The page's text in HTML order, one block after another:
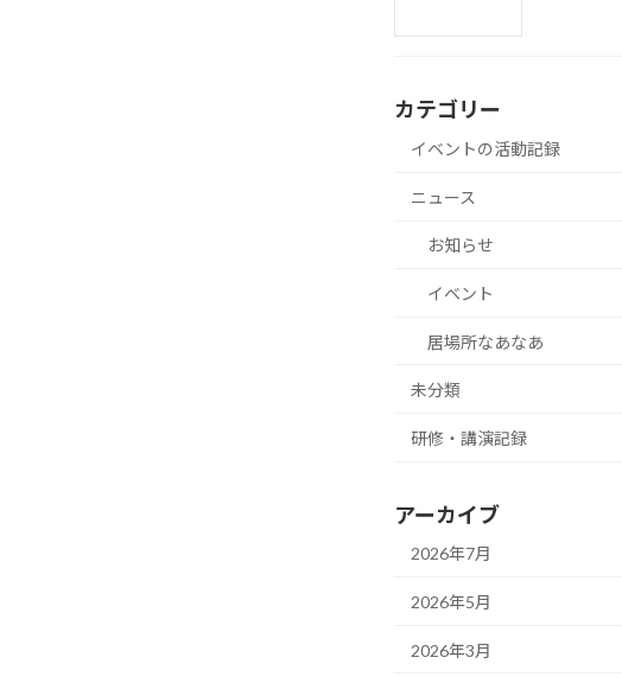
カテゴリー
イベントの活動記録
ニュース
お知らせ
イベント
居場所なあなあ
未分類
研修・講演記録
アーカイブ
2026年7月
2026年5月
2026年3月